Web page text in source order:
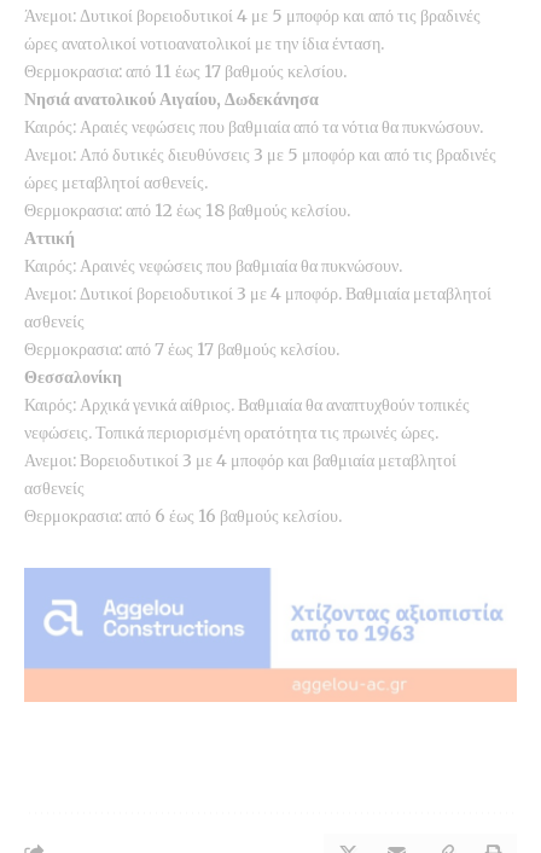
Άνεμοι: Δυτικοί βορειοδυτικοί 4 με 5 μποφόρ και από τις βραδινές
ώρες ανατολικοί νοτιοανατολικοί με την ίδια ένταση.
Θερμοκρασια: από 11 έως 17 βαθμούς κελσίου.
Νησιά ανατολικού Αιγαίου, Δωδεκάνησα
Καιρός: Αραιές νεφώσεις που βαθμιαία από τα νότια θα πυκνώσουν.
Ανεμοι: Από δυτικές διευθύνσεις 3 με 5 μποφόρ και από τις βραδινές
ώρες μεταβλητοί ασθενείς.
Θερμοκρασια: από 12 έως 18 βαθμούς κελσίου.
Αττική
Καιρός: Αραινές νεφώσεις που βαθμιαία θα πυκνώσουν.
Ανεμοι: Δυτικοί βορειοδυτικοί 3 με 4 μποφόρ. Βαθμιαία μεταβλητοί
ασθενείς
Θερμοκρασια: από 7 έως 17 βαθμούς κελσίου.
Θεσσαλονίκη
Καιρός: Αρχικά γενικά αίθριος. Βαθμιαία θα αναπτυχθούν τοπικές
νεφώσεις. Τοπικά περιορισμένη ορατότητα τις πρωινές ώρες.
Ανεμοι: Βορειοδυτικοί 3 με 4 μποφόρ και βαθμιαία μεταβλητοί
ασθενείς
Θερμοκρασια: από 6 έως 16 βαθμούς κελσίου.